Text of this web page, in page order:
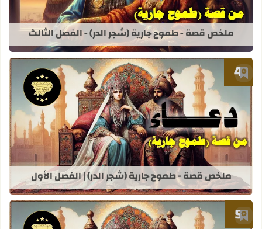
ملخص قصة - طموح جارية (شجر الدر) - الفصل الثالث
أضف إلى العلامات المرجعية
قراءة المزيد عن ملخص قصة - طموح
ملخص قصة - طموح جارية (شجر الدر) | الفصل الأول
أضف إلى العلامات المرجعية